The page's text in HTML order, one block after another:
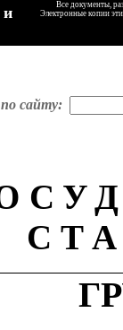
и
Все документы,
Электронные копии
сайту: